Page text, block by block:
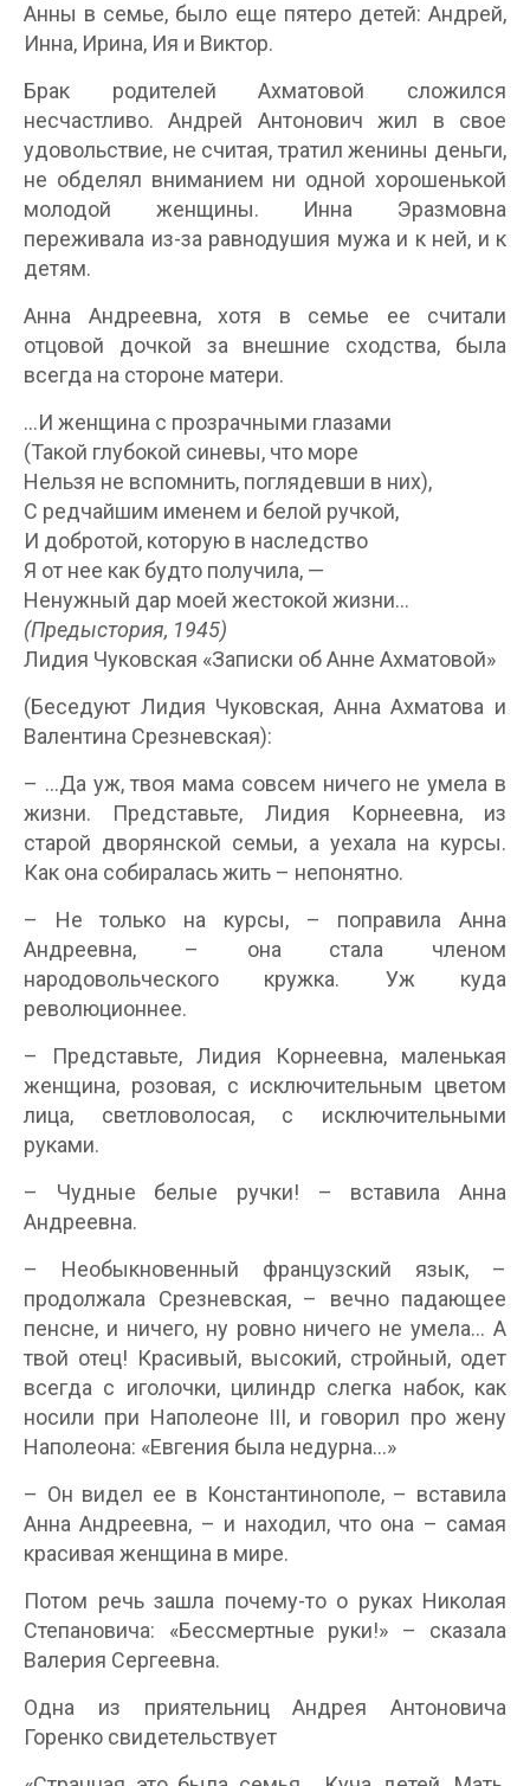
Анны в семье, было еще пятеро детей: Андрей,
Инна, Ирина, Ия и Виктор.
Брак родителей Ахматовой сложился
несчастливо. Андрей Антонович жил в свое
удовольствие, не считая, тратил женины деньги,
не обделял вниманием ни одной хорошенькой
молодой женщины. Инна Эразмовна
переживала из-за равнодушия мужа и к ней, и к
детям.
Анна Андреевна, хотя в семье ее считали
отцовой дочкой за внешние сходства, была
всегда на стороне матери.
…И женщина с прозрачными глазами
(Такой глубокой синевы, что море
Нельзя не вспомнить, поглядевши в них),
С редчайшим именем и белой ручкой,
И добротой, которую в наследство
Я от нее как будто получила, —
Ненужный дар моей жестокой жизни…
(Предыстория, 1945)
Лидия Чуковская «Записки об Анне Ахматовой»
(Беседуют Лидия Чуковская, Анна Ахматова и
Валентина Срезневская):
– …Да уж, твоя мама совсем ничего не умела в
жизни. Представьте, Лидия Корнеевна, из
старой дворянской семьи, а уехала на курсы.
Как она собиралась жить – непонятно.
– Не только на курсы, – поправила Анна
Андреевна, – она стала членом
народовольческого кружка. Уж куда
революционнее.
– Представьте, Лидия Корнеевна, маленькая
женщина, розовая, с исключительным цветом
лица, светловолосая, с исключительными
руками.
– Чудные белые ручки! – вставила Анна
Андреевна.
– Необыкновенный французский язык, –
продолжала Срезневская, – вечно падающее
пенсне, и ничего, ну ровно ничего не умела… А
твой отец! Красивый, высокий, стройный, одет
всегда с иголочки, цилиндр слегка набок, как
носили при Наполеоне III, и говорил про жену
Наполеона: «Евгения была недурна…»
– Он видел ее в Константинополе, – вставила
Анна Андреевна, – и находил, что она – самая
красивая женщина в мире.
Потом речь зашла почему-то о руках Николая
Степановича: «Бессмертные руки!» – сказала
Валерия Сергеевна.
Одна из приятельниц Андрея Антоновича
Горенко свидетельствует